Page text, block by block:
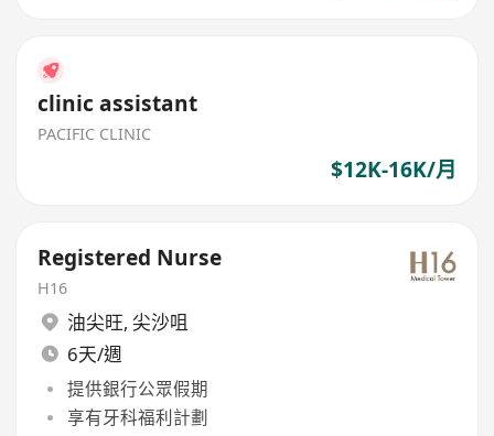
clinic assistant
PACIFIC CLINIC
$12K-16K/月
Registered Nurse
H16
油尖旺, 尖沙咀
6天/週
提供銀行公眾假期
享有牙科福利計劃